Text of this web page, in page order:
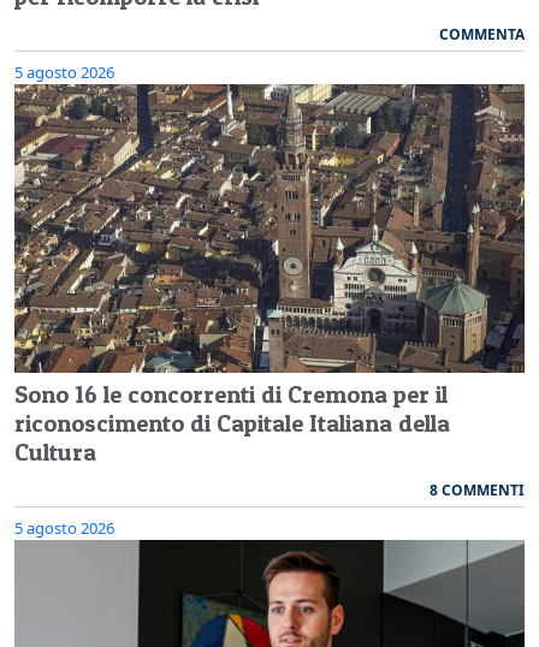
COMMENTA
5 agosto 2026
Sono 16 le concorrenti di Cremona per il
riconoscimento di Capitale Italiana della
Cultura
8 COMMENTI
5 agosto 2026